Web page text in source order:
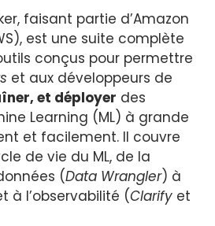
faisant partie d’Amazon
est une suite complète
conçus pour permettre
et aux développeurs de
et déployer des
Learning (ML) à grande
et facilement. Il couvre
de vie du ML, de la
(Data Wrangler) à
à l’observabilité (Clarify et